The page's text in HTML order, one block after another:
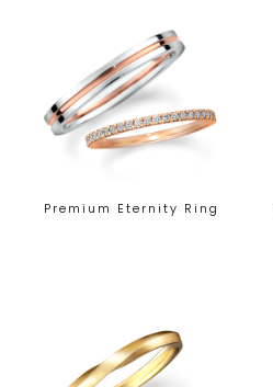
Premium Eternity Ring